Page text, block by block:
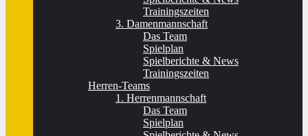
Trainingszeiten
3. Damenmannschaft
Das Team
Spielplan
Spielberichte & News
Trainingszeiten
Herren-Teams
1. Herrenmannschaft
Das Team
Spielplan